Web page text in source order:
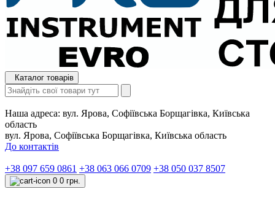
Каталог товарів
Наша адреса: вул. Ярова, Софіївська Борщагівка, Київська
область
вул. Ярова, Софіївська Борщагівка, Київська область
До контактів
+38 097 659 0861 +38 063 066 0709 +38 050 037 8507
0 0 грн.